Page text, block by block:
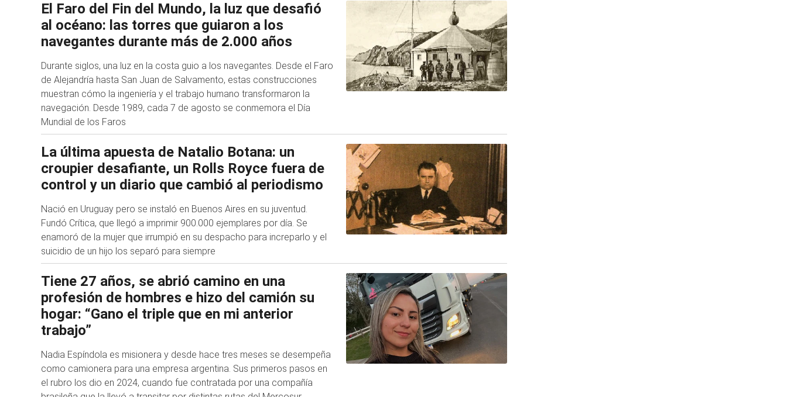
El Faro del Fin del Mundo, la luz que desafió
al océano: las torres que guiaron a los
navegantes durante más de 2.000 años
Durante siglos, una luz en la costa guio a los navegantes. Desde el Faro
de Alejandría hasta San Juan de Salvamento, estas construcciones
muestran cómo la ingeniería y el trabajo humano transformaron la
navegación. Desde 1989, cada 7 de agosto se conmemora el Día
Mundial de los Faros
La última apuesta de Natalio Botana: un
croupier desafiante, un Rolls Royce fuera de
control y un diario que cambió al periodismo
Nació en Uruguay pero se instaló en Buenos Aires en su juventud.
Fundó Crítica, que llegó a imprimir 900.000 ejemplares por día. Se
enamoró de la mujer que irrumpió en su despacho para increparlo y el
suicidio de un hijo los separó para siempre
Tiene 27 años, se abrió camino en una
profesión de hombres e hizo del camión su
hogar: “Gano el triple que en mi anterior
trabajo”
Nadia Espíndola es misionera y desde hace tres meses se desempeña
como camionera para una empresa argentina. Sus primeros pasos en
el rubro los dio en 2024, cuando fue contratada por una compañía